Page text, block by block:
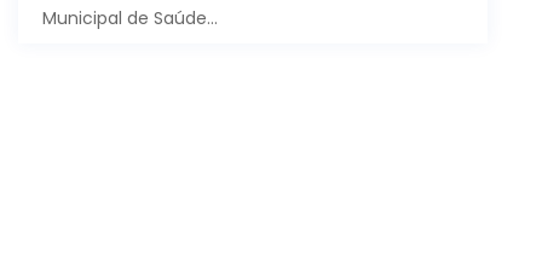
Municipal de Saúde…